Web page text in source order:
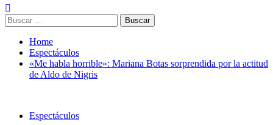
Buscar:
Home
Espectáculos
«Me habla horrible»: Mariana Botas sorprendida por la actitud
de Aldo de Nigris
Espectáculos